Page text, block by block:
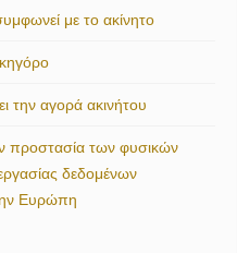
με το ακίνητο
την αγορά ακινήτου
προστασία των φυσικών
δεδομένων
Ευρώπη